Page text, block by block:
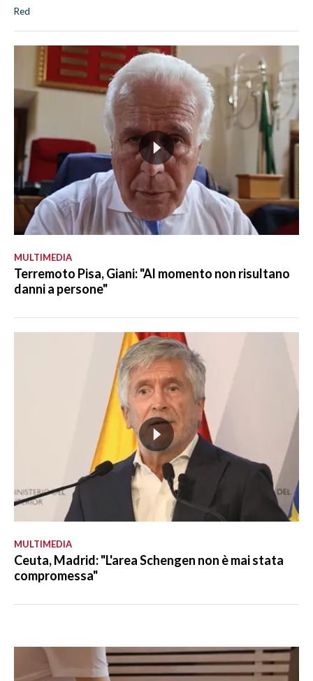
Red
MULTIMEDIA
Terremoto Pisa, Giani: "Al momento non risultano
danni a persone"
MULTIMEDIA
Ceuta, Madrid: "L'area Schengen non è mai stata
compromessa"